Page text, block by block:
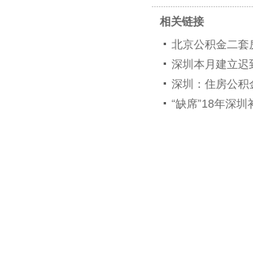
相关链接
北京公积金二套
深圳本月建立迟
深圳：住房公积
“缺席”18年深圳